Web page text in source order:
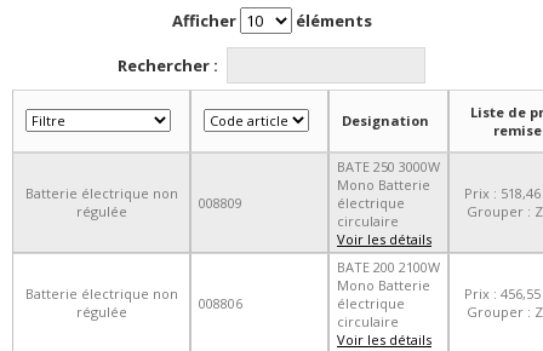
Afficher éléments
Rechercher :
Designation
Liste de
remise
Batterie électrique non
régulée
008809
BATE 250 3000W
Mono Batterie
électrique
circulaire
Voir les détails
Prix :
Grouper :
Batterie électrique non
régulée
008806
BATE 200 2100W
Mono Batterie
électrique
circulaire
Voir les détails
Prix :
Grouper :